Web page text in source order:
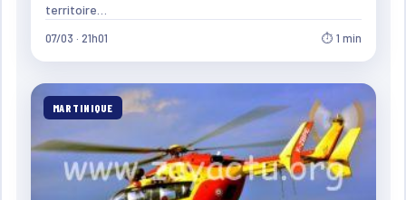
territoire…
07/03 · 21h01 ⏱ 1 min
MARTINIQUE